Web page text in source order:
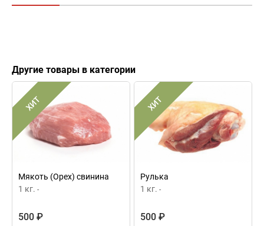
Другие товары в категории
ХИТ
Мякоть (Орех) свинина
1 кг. -
500 ₽
ХИТ
Рулька
1 кг. -
500 ₽